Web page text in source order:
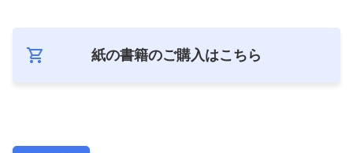
紙の書籍のご購入はこちら